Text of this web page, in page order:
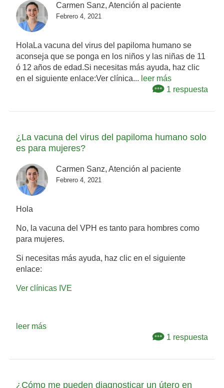
Carmen Sanz, Atención al paciente
Febrero 4, 2021
HolaLa vacuna del virus del papiloma humano se
aconseja que se ponga en los niños y las niñas de 11
ó 12 años de edad.Si necesitas más ayuda, haz clic
en el siguiente enlace:Ver clínica... leer más
1 respuesta
¿La vacuna del virus del papiloma humano solo
es para mujeres?
Carmen Sanz, Atención al paciente
Febrero 4, 2021
Hola
No, la vacuna del VPH es tanto para hombres como
para mujeres.
Si necesitas más ayuda, haz clic en el siguiente
enlace:
Ver clínicas IVE
leer más
1 respuesta
¿Cómo me pueden diagnosticar un útero en